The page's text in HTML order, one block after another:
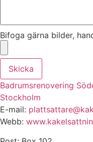
Bifoga gärna bilder,
Skicka
Badrumsrenovering
Stockholm
E-mail:
Webb: